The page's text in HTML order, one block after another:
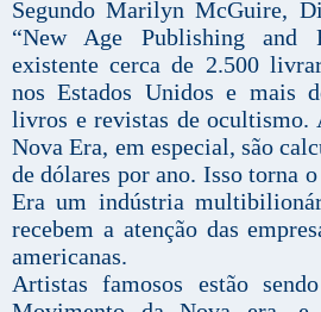
Segundo Marilyn McGuire,
“New Age Publishing and
existente cerca de 2.500
nos Estados Unidos e mais
livros e revistas de ocultismo.
Nova Era, em especial, são
de dólares por ano. Isso torna
Era um indústria
recebem a atenção das
americanas.
Artistas famosos estão